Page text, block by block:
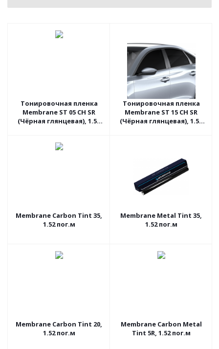
Тонировочная пленка
Membrane ST 05 CH SR
(Чёрная глянцевая), 1.52
Тонировочная пленка
Membrane ST 15 CH SR
(Чёрная глянцевая), 1.52
Membrane Carbon Tint 35,
1.52 пог.м
Membrane Metal Tint 35,
1.52 пог.м
Membrane Carbon Tint 20,
1.52 пог.м
Membrane Carbon Metal
Tint 5R, 1.52 пог.м